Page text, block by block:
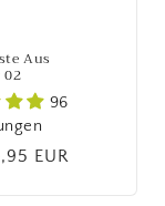
Aus
96
EUR